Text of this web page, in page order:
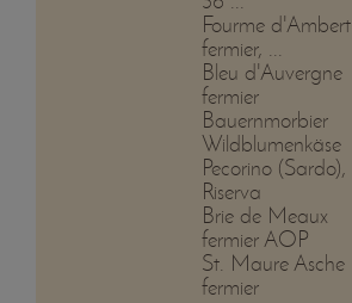
Fourme d'Ambert
fermier, ...
Bleu d'Auvergne
fermier
Bauernmorbier
Wildblumenkäse
Pecorino (Sardo),
Riserva
Brie de Meaux
fermier AOP
St. Maure Asche
fermier